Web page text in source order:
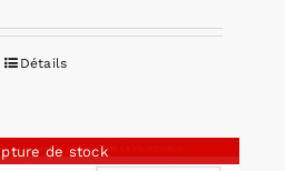
Détails
de stock